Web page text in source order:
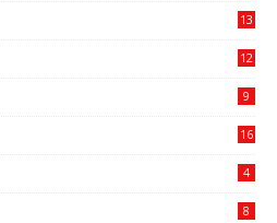
13
12
9
16
4
8